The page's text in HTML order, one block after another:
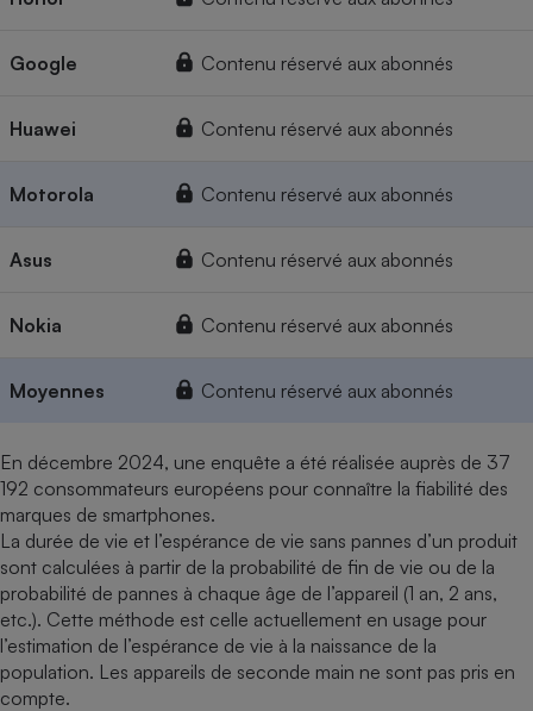
Google Contenu réservé aux abonnés
Huawei Contenu réservé aux abonnés
Motorola Contenu réservé aux abonnés
Asus Contenu réservé aux abonnés
Nokia Contenu réservé aux abonnés
Moyennes Contenu réservé aux abonnés
En décembre 2024, une enquête a été réalisée auprès de 37
192 consommateurs européens pour connaître la fiabilité des
marques de smartphones.
La durée de vie et l’espérance de vie sans pannes d’un produit
sont calculées à partir de la probabilité de fin de vie ou de la
probabilité de pannes à chaque âge de l’appareil (1 an, 2 ans,
etc.). Cette méthode est celle actuellement en usage pour
l’estimation de l’espérance de vie à la naissance de la
population. Les appareils de seconde main ne sont pas pris en
compte.